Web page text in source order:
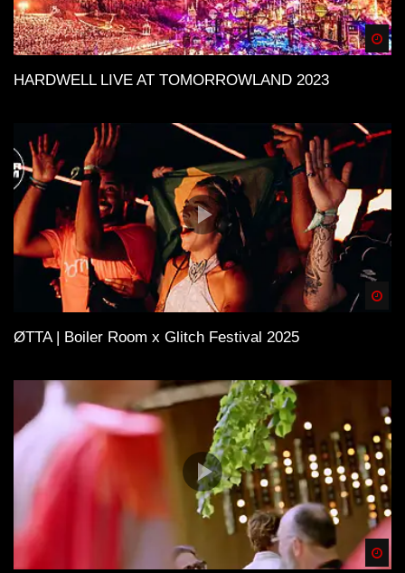
HARDWELL LIVE AT TOMORROWLAND 2023
ØTTA | Boiler Room x Glitch Festival 2025